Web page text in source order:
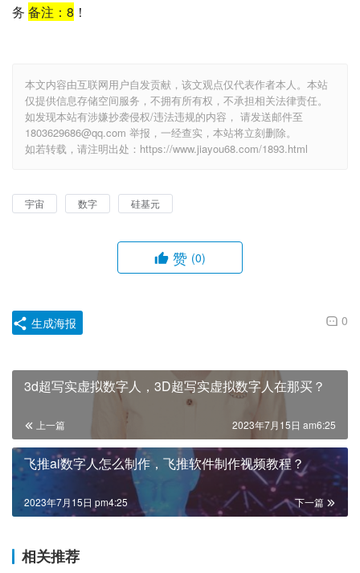
务 备注： 8 ！
本文内容由互联网用户自发贡献，该文观点仅代表作者本人。本站
仅提供信息存储空间服务，不拥有所有权，不承担相关法律责任。
如发现本站有涉嫌抄袭侵权/违法违规的内容， 请发送邮件至
1803629686@qq.com 举报，一经查实，本站将立刻删除。
如若转载，请注明出处：https://www.jiayou68.com/1893.html
宇宙 数字 硅基元
赞 (0)
0
生成海报
3d超写实虚拟数字人，3D超写实虚拟数字人在那买？
上一篇 2023年7月15日 am6:25
飞推ai数字人怎么制作，飞推软件制作视频教程？
下一篇
2023年7月15日 pm4:25
相关推荐